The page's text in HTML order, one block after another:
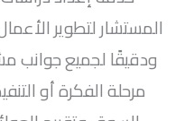
المستشار لتطوير
ودقيقًا لجميع
مرحلة الفكرة أو